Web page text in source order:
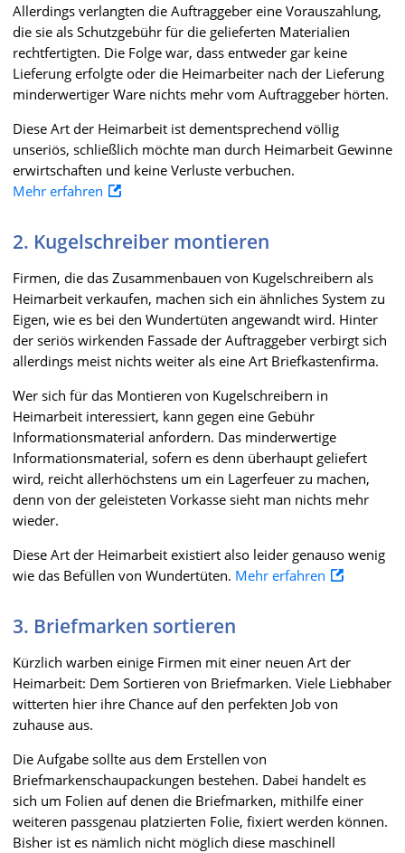
Allerdings verlangten die Auftraggeber eine Vorauszahlung,
die sie als Schutzgebühr für die gelieferten Materialien
rechtfertigten. Die Folge war, dass entweder gar keine
Lieferung erfolgte oder die Heimarbeiter nach der Lieferung
minderwertiger Ware nichts mehr vom Auftraggeber hörten.
Diese Art der Heimarbeit ist dementsprechend völlig
unseriös, schließlich möchte man durch Heimarbeit Gewinne
erwirtschaften und keine Verluste verbuchen.
Mehr erfahren
2. Kugelschreiber montieren
Firmen, die das Zusammenbauen von Kugelschreibern als
Heimarbeit verkaufen, machen sich ein ähnliches System zu
Eigen, wie es bei den Wundertüten angewandt wird. Hinter
der seriös wirkenden Fassade der Auftraggeber verbirgt sich
allerdings meist nichts weiter als eine Art Briefkastenfirma.
Wer sich für das Montieren von Kugelschreibern in
Heimarbeit interessiert, kann gegen eine Gebühr
Informationsmaterial anfordern. Das minderwertige
Informationsmaterial, sofern es denn überhaupt geliefert
wird, reicht allerhöchstens um ein Lagerfeuer zu machen,
denn von der geleisteten Vorkasse sieht man nichts mehr
wieder.
Diese Art der Heimarbeit existiert also leider genauso wenig
wie das Befüllen von Wundertüten. Mehr erfahren
3. Briefmarken sortieren
Kürzlich warben einige Firmen mit einer neuen Art der
Heimarbeit: Dem Sortieren von Briefmarken. Viele Liebhaber
witterten hier ihre Chance auf den perfekten Job von
zuhause aus.
Die Aufgabe sollte aus dem Erstellen von
Briefmarkenschaupackungen bestehen. Dabei handelt es
sich um Folien auf denen die Briefmarken, mithilfe einer
weiteren passgenau platzierten Folie, fixiert werden können.
Bisher ist es nämlich nicht möglich diese maschinell